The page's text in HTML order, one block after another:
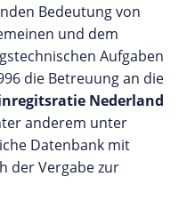
Bedeutung von
und dem
Aufgaben
die Betreuung an die
Nederland
anderem unter
Datenbank mit
der Vergabe zur